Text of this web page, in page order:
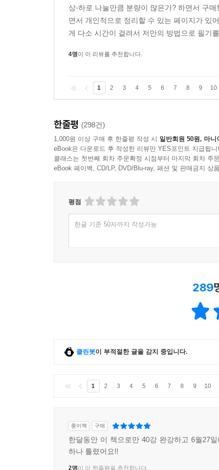
상-하로 나눌만큼 분량이 많은가? 하면서 구
면서 개인적으로 정리할 수 있는 페이지가 있
게 다소 시간이 걸려서 저만의 방법으로 필기
4명이 이 리뷰를 추천합니다.
1 2 3 4 5 6 7 8 9 10
한줄평 (298건)
1,000원 이상 구매 후 한줄평 작성 시 일반회원 50원, 마니
eBook은 다운로드 후 작성한 리뷰만 YES포인트 지급됩니
클래스는 첫번째 회차 주문확정 시점부터 마지막 회차 주
eBook 페이백, CD/LP, DVD/Blu-ray, 패션 및 판매금지 상
평점
한글 기준 50자까지 작성가능
289
클린봇이 부적절한 글을 감지 중입니다.
1 2 3 4 5 6 7 8 9 10
종이책 구매
한달동안 이 책으로만 40강 완강하고 6월27
하나 틀렸어요!!
2명이 이 한줄평을 추천합니다.